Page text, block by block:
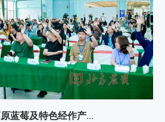
蓝莓及特色经作产...